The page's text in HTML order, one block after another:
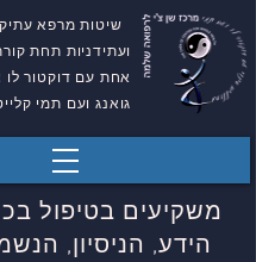
שיטות מרפא
ועתידניות תחת
אחת עם דוקטור לו
גואנג ועם תמי
משקיעים בטיפול
הידע, הניסיון,